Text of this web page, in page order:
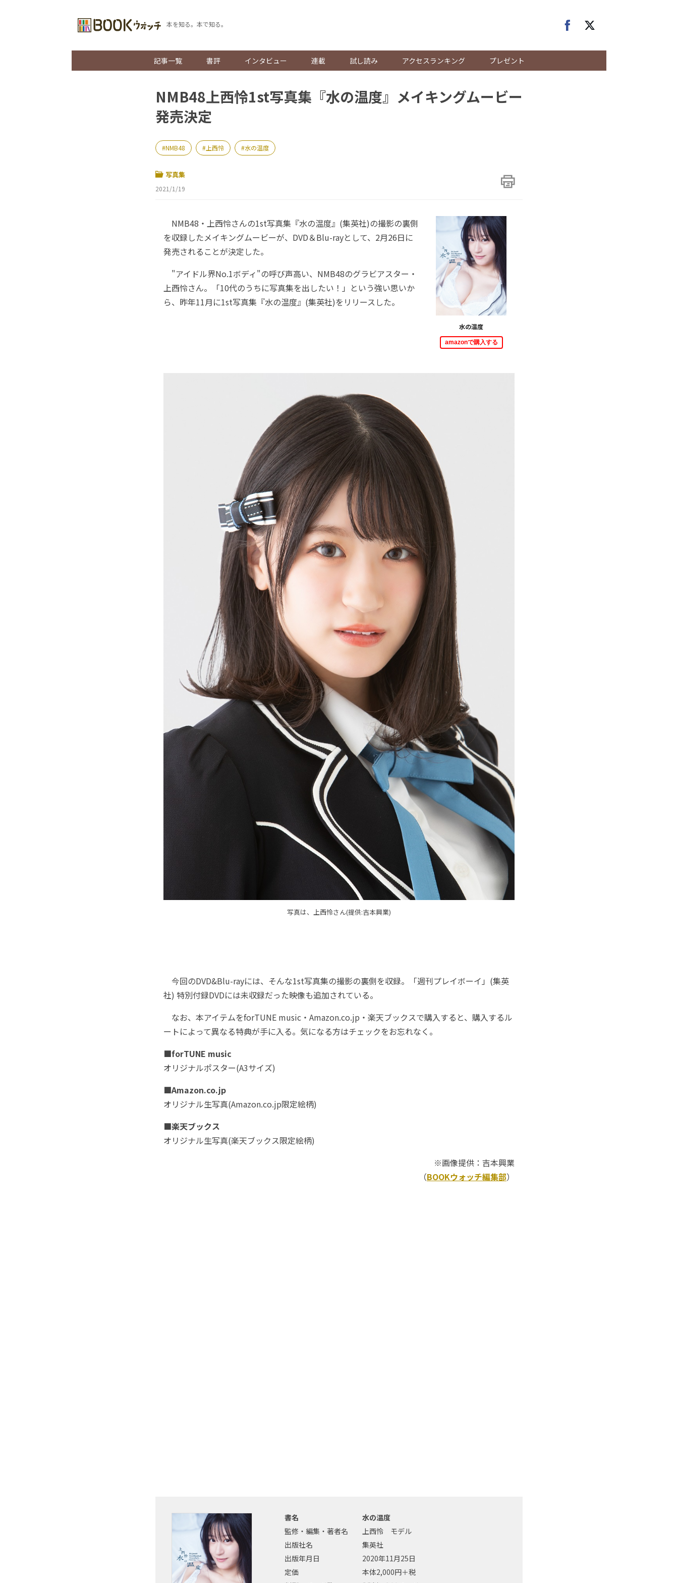
本を知る。本で知る。
記事一覧 書評 インタビュー 連載 試し読み アクセスランキング プレゼント
NMB48上西怜1st写真集『水の温度』メイキングムービー
発売決定
NMB48 上西怜 水の温度
写真集
2021/1/19
水の温度
amazonで購入する
NMB48・上西怜さんの1st写真集『水の温度』(集英社)の撮影の裏側
を収録したメイキングムービーが、DVD＆Blu-rayとして、2月26日に
発売されることが決定した。
"アイドル界No.1ボディ"の呼び声高い、NMB48のグラビアスター・
上西怜さん。「10代のうちに写真集を出したい！」という強い思いか
ら、昨年11月に1st写真集『水の温度』(集英社)をリリースした。
写真は、上西怜さん(提供:吉本興業)
今回のDVD&Blu-rayには、そんな1st写真集の撮影の裏側を収録。「週刊プレイボーイ」(集英
社) 特別付録DVDには未収録だった映像も追加されている。
なお、本アイテムをforTUNE music・Amazon.co.jp・楽天ブックスで購入すると、購入するル
ートによって異なる特典が手に入る。気になる方はチェックをお忘れなく。
■forTUNE music
オリジナルポスター(A3サイズ)
■Amazon.co.jp
オリジナル生写真(Amazon.co.jp限定絵柄)
■楽天ブックス
オリジナル生写真(楽天ブックス限定絵柄)
※画像提供：吉本興業
（BOOKウォッチ編集部）
書名
水の温度
監修・編集・著者名
上西怜 モデル
出版社名
集英社
出版年月日
2020年11月25日
定価
本体2,000円＋税